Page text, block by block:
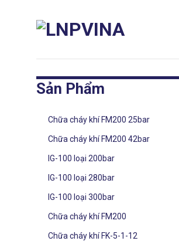
Sản Phẩm
Chữa cháy khí FM200 25bar
Chữa cháy khí FM200 42bar
IG-100 loại 200bar
IG-100 loại 280bar
IG-100 loại 300bar
Chữa cháy khí FM200
Chữa cháy khí FK-5-1-12